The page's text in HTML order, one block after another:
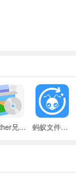
Brother兄弟 MFC-8480DN多功能一体机ISIS驱动 蚂蚁文件（数据恢复大师）